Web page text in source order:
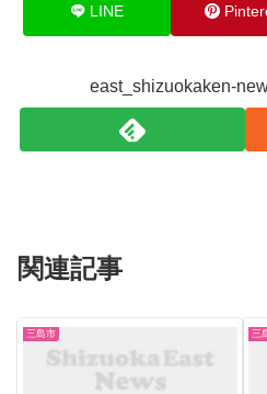
LINE
east_shizuokaken-
関連記事
三島市 三